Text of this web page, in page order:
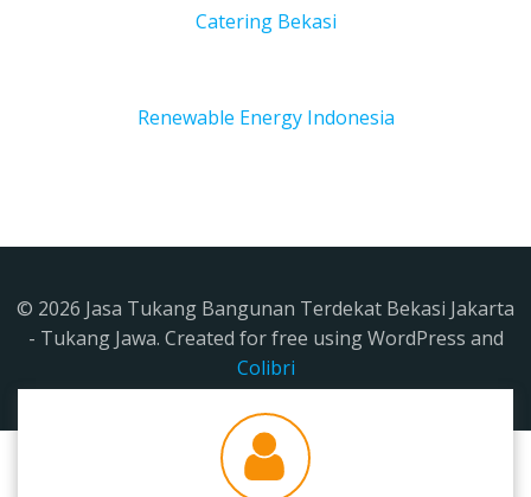
Catering Bekasi
Renewable Energy Indonesia
© 2026 Jasa Tukang Bangunan Terdekat Bekasi Jakarta
- Tukang Jawa. Created for free using WordPress and
Colibri